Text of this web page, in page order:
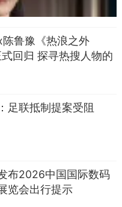
鲁豫《热浪之外
回归 探寻热搜人物的
足联抵制提案受阻
布2026中国国际数码
览会出行提示